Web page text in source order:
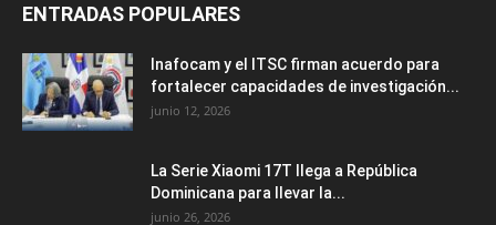
ENTRADAS POPULARES
Inafocam y el ITSC firman acuerdo para
fortalecer capacidades de investigación...
junio 12, 2026
La Serie Xiaomi 17T llega a República
Dominicana para llevar la...
junio 26, 2026